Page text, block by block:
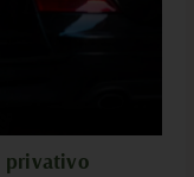
privativo